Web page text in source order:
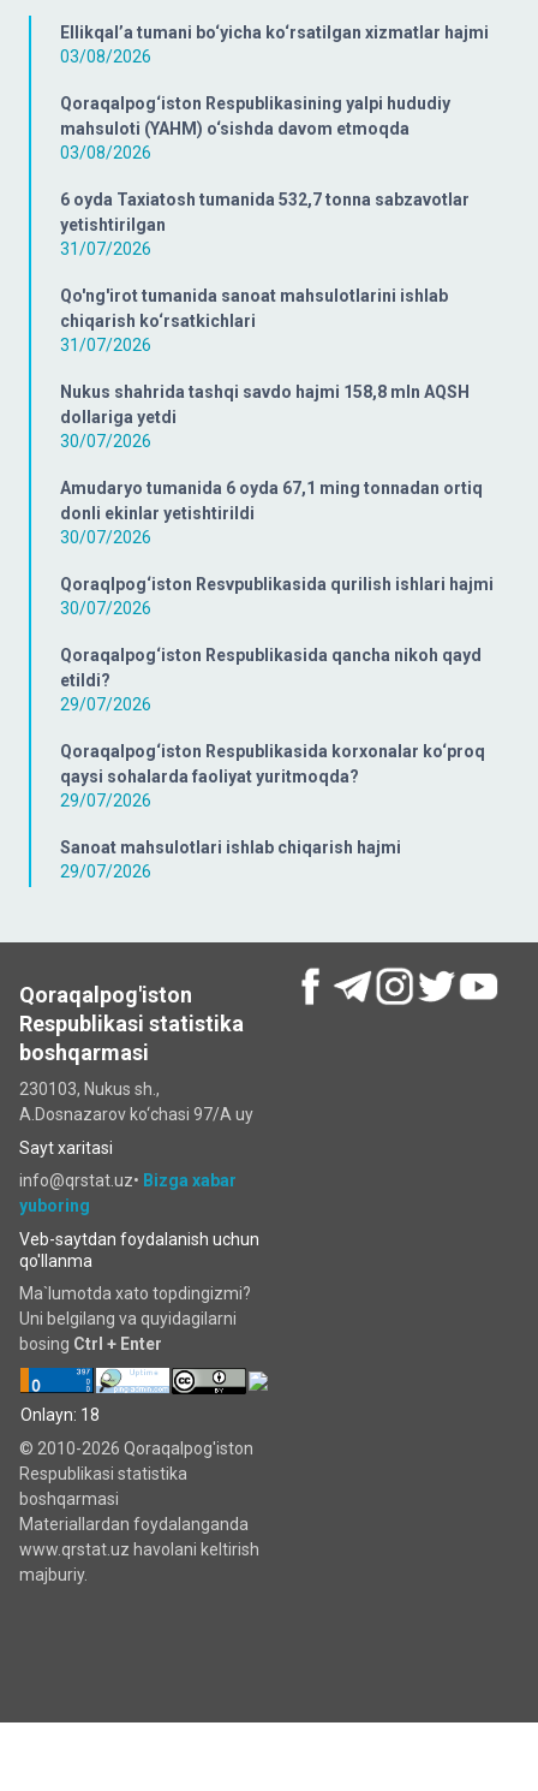
Ellikqal’a tumani bo‘yicha ko‘rsatilgan xizmatlar hajmi
03/08/2026
Qoraqalpog‘iston Respublikasining yalpi hududiy
mahsuloti (YAHM) o‘sishda davom etmoqda
03/08/2026
6 oyda Taxiatosh tumanida 532,7 tonna sabzavotlar
yetishtirilgan
31/07/2026
Qo'ng'irot tumanida sanoat mahsulotlarini ishlab
chiqarish ko‘rsatkichlari
31/07/2026
Nukus shahrida tashqi savdo hajmi 158,8 mln AQSH
dollariga yetdi
30/07/2026
Amudaryo tumanida 6 oyda 67,1 ming tonnadan ortiq
donli ekinlar yetishtirildi
30/07/2026
Qoraqlpog‘iston Resvpublikasida qurilish ishlari hajmi
30/07/2026
Qoraqalpog‘iston Respublikasida qancha nikoh qayd
etildi?
29/07/2026
Qoraqalpog‘iston Respublikasida korxonalar ko‘proq
qaysi sohalarda faoliyat yuritmoqda?
29/07/2026
Sanoat mahsulotlari ishlab chiqarish hajmi
29/07/2026
Qoraqalpog'iston
Respublikasi statistika
boshqarmasi
230103, Nukus sh.,
A.Dosnazarov ko‘chаsi 97/A uy
Sayt xaritasi
info@qrstat.uz• Bizga xabar
yuboring
Veb-saytdan foydalanish uchun
qo'llanma
Ma`lumotda xato topdingizmi?
Uni belgilang va quyidagilarni
bosing Ctrl + Enter
Onlayn: 18
© 2010-2026 Qoraqalpog'iston
Respublikasi statistika
boshqarmasi
Materiallardan foydalanganda
www.qrstat.uz havolani keltirish
majburiy.